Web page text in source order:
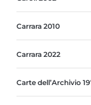
Carrara 2010
Carrara 2022
Carte dell’Archivio